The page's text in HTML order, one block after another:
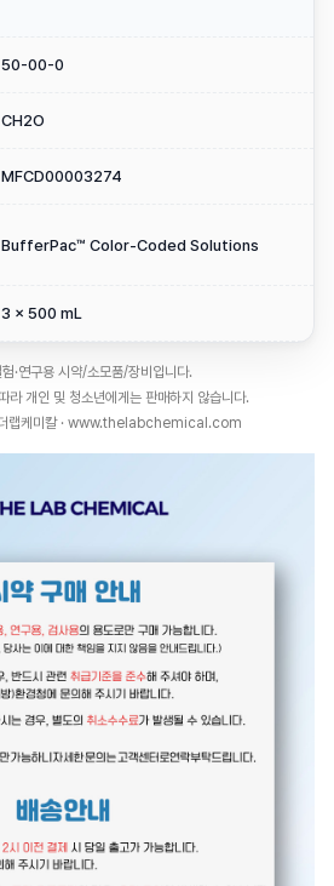
50-00-0
CH2O
MFCD00003274
BufferPac™ Color-Coded Solutions
3 x 500 mL
·연구용 시약/소모품/장비입니다.
라 개인 및 청소년에게는 판매하지 않습니다.
더랩케미칼 · www.thelabchemical.com